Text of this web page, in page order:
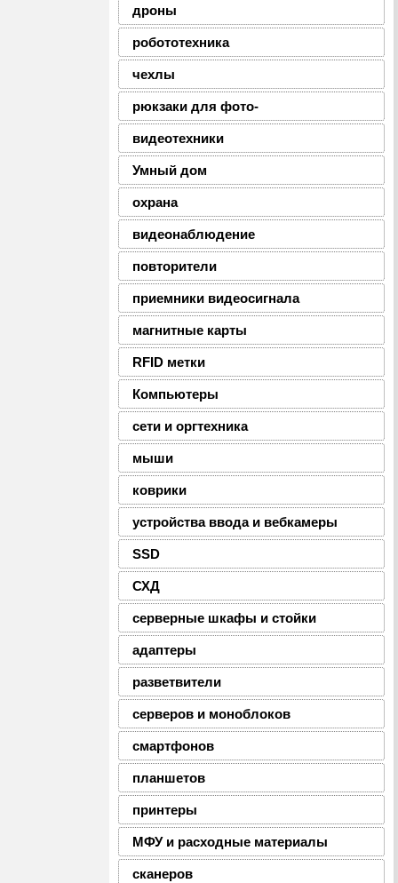
дроны
робототехника
чехлы
рюкзаки для фото-
видеотехники
Умный дом
охрана
видеонаблюдение
повторители
приемники видеосигнала
магнитные карты
RFID метки
Компьютеры
сети и оргтехника
мыши
коврики
устройства ввода и вебкамеры
SSD
СХД
серверные шкафы и стойки
адаптеры
разветвители
серверов и моноблоков
смартфонов
планшетов
принтеры
МФУ и расходные материалы
сканеров